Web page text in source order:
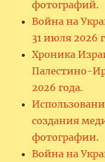
фотографий.
Война на
31 июля 2026
Хроника
Палестино-
2026 года.
создания
фотографии.
Война на